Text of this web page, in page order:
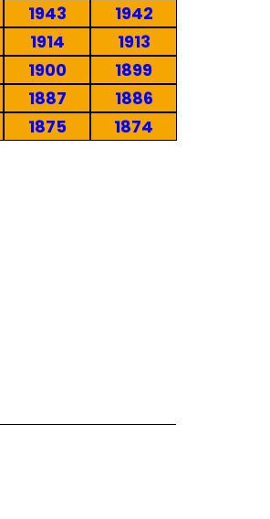
1943
1942
1914
1913
1900
1899
1887
1886
1875
1874